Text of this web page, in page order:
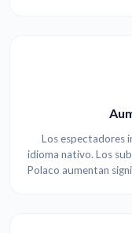
Los espectadores
idioma nativo. Los
Polaco aumentan